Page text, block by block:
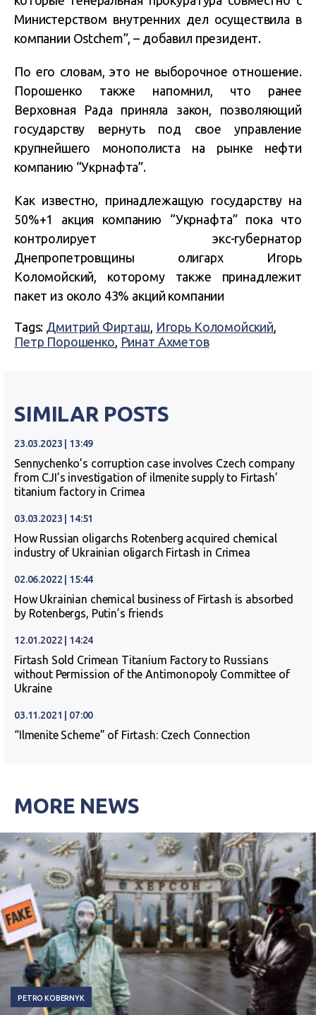
Министерством внутренних дел осуществила в
компании Ostсhem”, – добавил президент.
По его словам, это не выборочное отношение.
Порошенко также напомнил, что ранее
Верховная Рада приняла закон, позволяющий
государству вернуть под свое управление
крупнейшего монополиста на рынке нефти
компанию “Укрнафта”.
Как известно, принадлежащую государству на
50%+1 акция компанию “Укрнафта” пока что
контролирует экс-губернатор
Днепропетровщины олигарх Игорь
Коломойский, которому также принадлежит
пакет из около 43% акций компании
Tags: Дмитрий Фирташ, Игорь Коломойский,
Петр Порошенко, Ринат Ахметов
SIMILAR POSTS
23.03.2023 | 13:49
Sennychenko’s corruption case involves Czech company
from CJI’s investigation of ilmenite supply to Firtash’
titanium factory in Crimea
03.03.2023 | 14:51
How Russian oligarchs Rotenberg acquired chemical
industry of Ukrainian oligarch Firtash in Crimea
02.06.2022 | 15:44
How Ukrainian chemical business of Firtash is absorbed
by Rotenbergs, Putin’s friends
12.01.2022 | 14:24
Firtash Sold Crimean Titanium Factory to Russians
without Permission of the Antimonopoly Committee of
Ukraine
03.11.2021 | 07:00
“Ilmenite Scheme” of Firtash: Czech Connection
MORE NEWS
PETRO KOBERNYK